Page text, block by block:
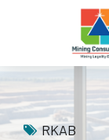
RKAB